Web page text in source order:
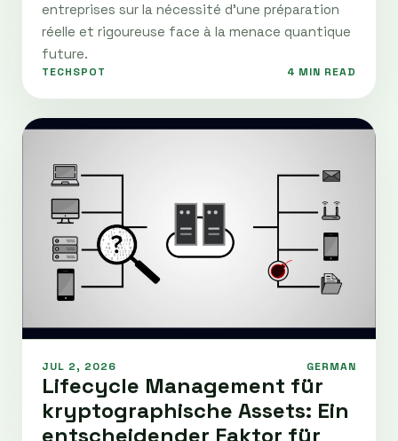
entreprises sur la nécessité d'une préparation
réelle et rigoureuse face à la menace quantique
future.
TECHSPOT 4 MIN READ
JUL 2, 2026 GERMAN
Lifecycle Management für
kryptographische Assets: Ein
entscheidender Faktor für